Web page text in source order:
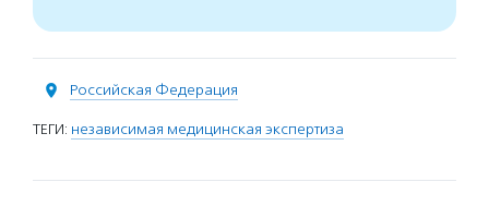
Российская Федерация
ТЕГИ: независимая медицинская экспертиза